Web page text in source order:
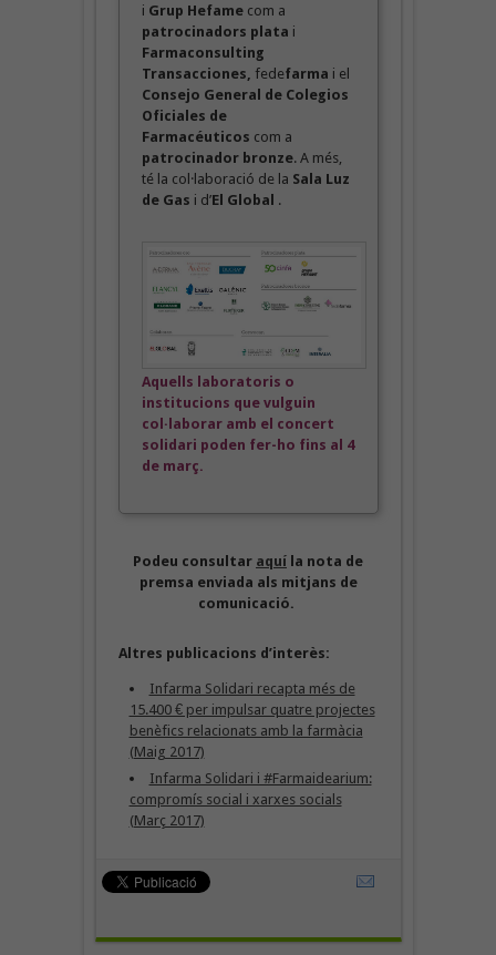
i Grup Hefamecom a
patrocinadors plata i
Farmaconsulting
Transacciones, fedefarma i el
Consejo General de Colegios
Oficiales de
Farmacéuticos com a
patrocinador bronze. A més,
té la col·laboració de la Sala Luz
de Gas i d’El Global .
Aquells laboratoris o
institucions que vulguin
col·laborar amb el concert
solidari poden fer-ho fins al 4
de març.
Podeu consultar aquí la nota de
premsa enviada als mitjans de
comunicació.
Altres publicacions d’interès:
Infarma Solidari recapta més de
15.400 € per impulsar quatre projectes
benèfics relacionats amb la farmàcia
(Maig 2017)
Infarma Solidari i #Farmaidearium:
compromís social i xarxes socials
(Març 2017)